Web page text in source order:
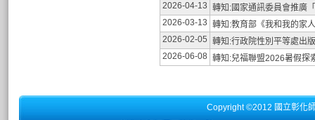
2026-04-13 轉知:國家通訊委員會推廣
2026-03-13 轉知:教育部《我和我的家
2026-02-05 轉知:行政院性別平等處出
2026-06-08 轉知:兒福聯盟2026暑假探
Copyright ©2012 國立彰化